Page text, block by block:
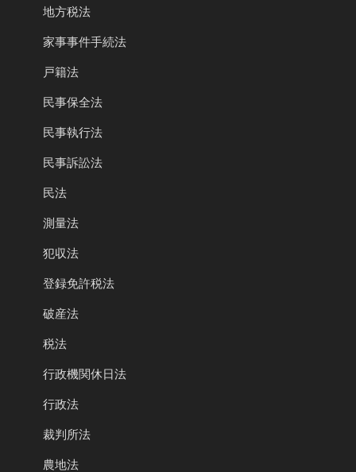
地方税法
家事事件手続法
戸籍法
民事保全法
民事執行法
民事訴訟法
民法
測量法
犯収法
登録免許税法
破産法
税法
行政機関休日法
行政法
裁判所法
農地法